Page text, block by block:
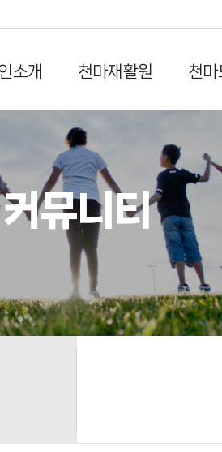
소개 천마재활원 천마
커뮤니티